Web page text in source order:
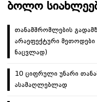
ა
ᲑᲝᲚᲝ
თანამშრომლების
არაეფექტური მეთოდები
ნაცვლად)
10 ციფრული უნარი
ასამაღლებლად